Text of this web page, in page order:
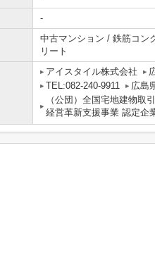
-
中古マンション / 鉄筋コン
リート
アイスタイル株式会社
TEL:082-240-9911
広島
（公団）全国宅地建物取
経営革新支援事業 認定企